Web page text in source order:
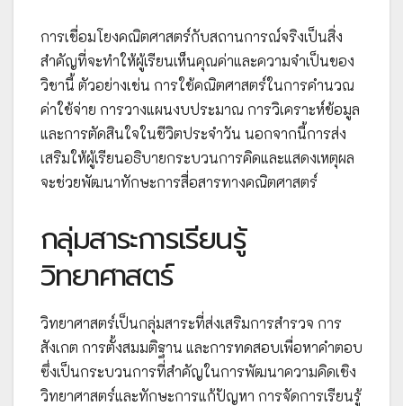
การเชื่อมโยงคณิตศาสตร์กับสถานการณ์จริงเป็นสิ่ง
สำคัญที่จะทำให้ผู้เรียนเห็นคุณค่าและความจำเป็นของ
วิชานี้ ตัวอย่างเช่น การใช้คณิตศาสตร์ในการคำนวณ
ค่าใช้จ่าย การวางแผนงบประมาณ การวิเคราะห์ข้อมูล
และการตัดสินใจในชีวิตประจำวัน นอกจากนี้การส่ง
เสริมให้ผู้เรียนอธิบายกระบวนการคิดและแสดงเหตุผล
จะช่วยพัฒนาทักษะการสื่อสารทางคณิตศาสตร์
กลุ่มสาระการเรียนรู้
วิทยาศาสตร์
วิทยาศาสตร์เป็นกลุ่มสาระที่ส่งเสริมการสำรวจ การ
สังเกต การตั้งสมมติฐาน และการทดสอบเพื่อหาคำตอบ
ซึ่งเป็นกระบวนการที่สำคัญในการพัฒนาความคิดเชิง
วิทยาศาสตร์และทักษะการแก้ปัญหา การจัดการเรียนรู้